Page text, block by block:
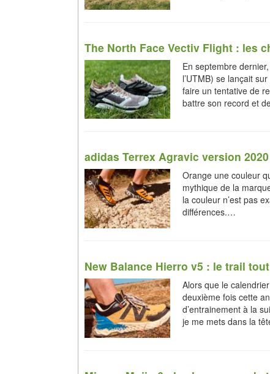
The North Face Vectiv Flight : les
En septembre
l’UTMB) se lançait
faire un tentative de
battre son record et
adidas Terrex Agravic version
Orange une couleur
mythique de la
la couleur n’est pas
différences.…
New Balance Hierro v5 : le trail
Alors que le
deuxième fois cette
d’entrainement à la
je me mets dans la